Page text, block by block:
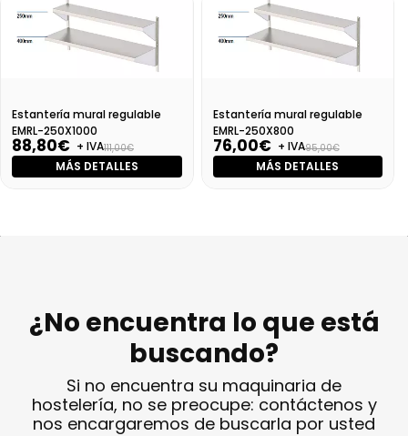
Estantería mural regulable
EMRL-250X1000
88,80€ + IVA111,00€
MÁS DETALLES
Estantería mural regulable
EMRL-250X800
76,00€ + IVA95,00€
MÁS DETALLES
¿No encuentra lo que está
buscando?
Si no encuentra su maquinaria de
hostelería, no se preocupe: contáctenos y
nos encargaremos de buscarla por usted